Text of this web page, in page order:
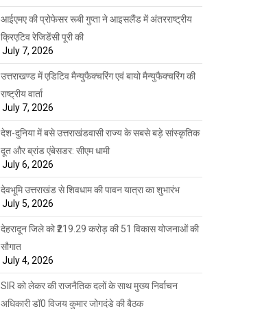
आईएमए की प्रोफेसर रूबी गुप्ता ने आइसलैंड में अंतरराष्ट्रीय
क्रिएटिव रेजिडेंसी पूरी की
July 7, 2026
उत्तराखण्ड में एडिटिव मैन्युफैक्चरिंग एवं बायो मैन्युफैक्चरिंग की
राष्ट्रीय वार्ता
July 7, 2026
देश-दुनिया में बसे उत्तराखंडवासी राज्य के सबसे बड़े सांस्कृतिक
दूत और ब्रांड एंबेसडर: सीएम धामी
July 6, 2026
देवभूमि उत्तराखंड से शिवधाम की पावन यात्रा का शुभारंभ
July 5, 2026
देहरादून जिले को ₹219.29 करोड़ की 51 विकास योजनाओं की
सौगात
July 4, 2026
SIR को लेकर की राजनैतिक दलों के साथ मुख्य निर्वाचन
अधिकारी डॉ0 विजय कुमार जोगदंडे की बैठक